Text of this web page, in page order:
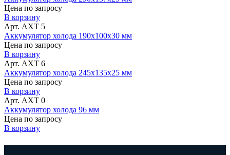
Цена по запросу
В корзину
Арт. АХТ 5
Аккумулятор холода 190х100х30 мм
Цена по запросу
В корзину
Арт. АХТ 6
Аккумулятор холода 245х135х25 мм
Цена по запросу
В корзину
Арт. АХТ 0
Аккумулятор холода 96 мм
Цена по запросу
В корзину